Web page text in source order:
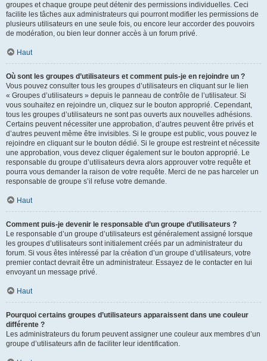
groupes et chaque groupe peut détenir des permissions individuelles. Ceci
facilite les tâches aux administrateurs qui pourront modifier les permissions de
plusieurs utilisateurs en une seule fois, ou encore leur accorder des pouvoirs
de modération, ou bien leur donner accès à un forum privé.
Haut
Où sont les groupes d’utilisateurs et comment puis-je en rejoindre un ?
Vous pouvez consulter tous les groupes d’utilisateurs en cliquant sur le lien
« Groupes d’utilisateurs » depuis le panneau de contrôle de l’utilisateur. Si
vous souhaitez en rejoindre un, cliquez sur le bouton approprié. Cependant,
tous les groupes d’utilisateurs ne sont pas ouverts aux nouvelles adhésions.
Certains peuvent nécessiter une approbation, d’autres peuvent être privés et
d’autres peuvent même être invisibles. Si le groupe est public, vous pouvez le
rejoindre en cliquant sur le bouton dédié. Si le groupe est restreint et nécessite
une approbation, vous devez cliquer également sur le bouton approprié. Le
responsable du groupe d’utilisateurs devra alors approuver votre requête et
pourra vous demander la raison de votre requête. Merci de ne pas harceler un
responsable de groupe s’il refuse votre demande.
Haut
Comment puis-je devenir le responsable d’un groupe d’utilisateurs ?
Le responsable d’un groupe d’utilisateurs est généralement assigné lorsque
les groupes d’utilisateurs sont initialement créés par un administrateur du
forum. Si vous êtes intéressé par la création d’un groupe d’utilisateurs, votre
premier contact devrait être un administrateur. Essayez de le contacter en lui
envoyant un message privé.
Haut
Pourquoi certains groupes d’utilisateurs apparaissent dans une couleur
différente ?
Les administrateurs du forum peuvent assigner une couleur aux membres d’un
groupe d’utilisateurs afin de faciliter leur identification.